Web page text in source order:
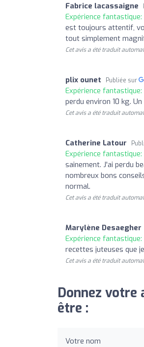
Fabrice lacassaigne
Expérience fantastique:
est toujours attentif,
tout simplement
Cet avis a été traduit
plix ounet Publiée sur
Expérience fantastique:
perdu environ 10 kg.
Cet avis a été traduit
Catherine Latour
Expérience fantastique:
sainement. J'ai perdu
nombreux bons
normal.
Cet avis a été traduit
Marylène Desaegher
Expérience fantastique:
recettes juteuses que
Cet avis a été traduit
Donnez votre
être :
Votre nom